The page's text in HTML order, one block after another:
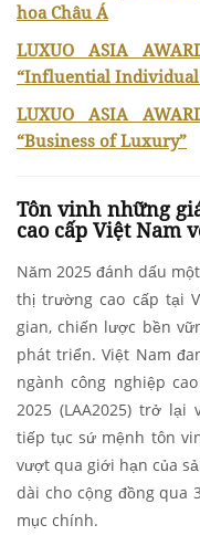
hoa Châu Á
LUXUO ASIA
“Influential Individual
LUXUO ASIA
“Business of Luxury”
Tôn vinh những
cao cấp Việt Nam
Năm 2025 đánh dấu
thị trường cao cấp tại
gian, chiến lược bền
phát triển. Việt Nam
ngành công nghiệp
2025 (LAA2025) trở lại
tiếp tục sứ mệnh tôn
vượt qua giới hạn của
dài cho cộng đồng qua
mục chính.